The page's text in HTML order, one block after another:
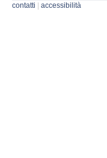
contatti accessibilità